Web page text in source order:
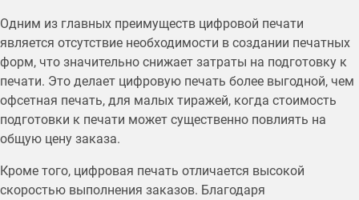
Одним из главных преимуществ цифровой печати
является отсутствие необходимости в создании печатных
форм, что значительно снижает затраты на подготовку к
печати. Это делает цифровую печать более выгодной, чем
офсетная печать, для малых тиражей, когда стоимость
подготовки к печати может существенно повлиять на
общую цену заказа.
Кроме того, цифровая печать отличается высокой
скоростью выполнения заказов. Благодаря